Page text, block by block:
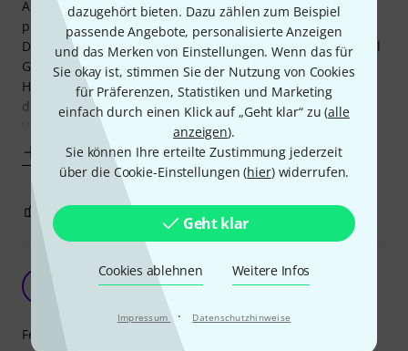
dazugehört bieten. Dazu zählen zum Beispiel
passende Angebote, personalisierte Anzeigen
und das Merken von Einstellungen. Wenn das für
Sie okay ist, stimmen Sie der Nutzung von Cookies
für Präferenzen, Statistiken und Marketing
einfach durch einen Klick auf „Geht klar“ zu (alle
anzeigen).
Sie können Ihre erteilte Zustimmung jederzeit
über die Cookie-Einstellungen (hier) widerrufen.
Geht klar
Cookies ablehnen Weitere Infos
Impressum · Datenschutzhinweise
Außer das Der buntes Licht macht bleibt sonst nicht viel
positives über!
Das mitgelieferte Kabel ist leider so kurz das man noch mal
Geld in die
Hand nehmen muss für eine USB A to A Verländerung für
den Strom!
Mehr anzeigen
6
Günstiges Partylicht
Käpt 'n Middach 28.09.2022
Features